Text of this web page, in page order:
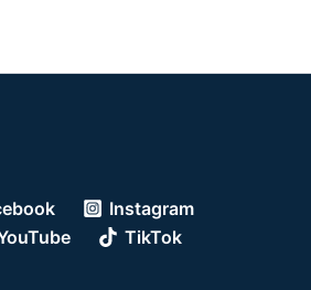
Instagram
TikTok